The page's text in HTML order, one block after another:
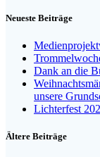
Neueste Beiträge
Dank an die
unsere
Lichterfest
Ältere Beiträge